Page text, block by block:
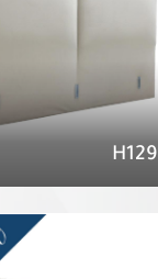
H129